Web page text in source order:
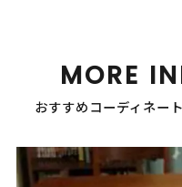
MORE
おすすめコーディネー